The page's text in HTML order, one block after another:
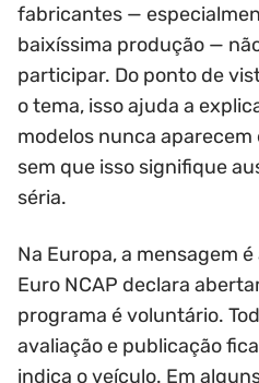
fabricantes —
baixíssima produção —
participar. Do ponto de
o tema, isso ajuda a
modelos nunca
sem que isso signifique
séria.
Na Europa, a mensagem
Euro NCAP declara
programa é voluntário.
avaliação e publicação
indica o veículo. Em